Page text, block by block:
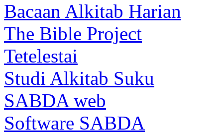
Bacaan Alkitab Harian
The Bible Project
Tetelestai
Studi Alkitab Suku
SABDA web
Software SABDA